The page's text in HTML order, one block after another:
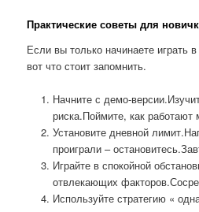
Практические советы для
Если вы только начинаете играть
вот что стоит запомнить.
Начните с демо-
риска.Поймите, как работают
Установите дневной
проиграли –
Играйте в спокойной
отвлекающих
Используйте стратегию «